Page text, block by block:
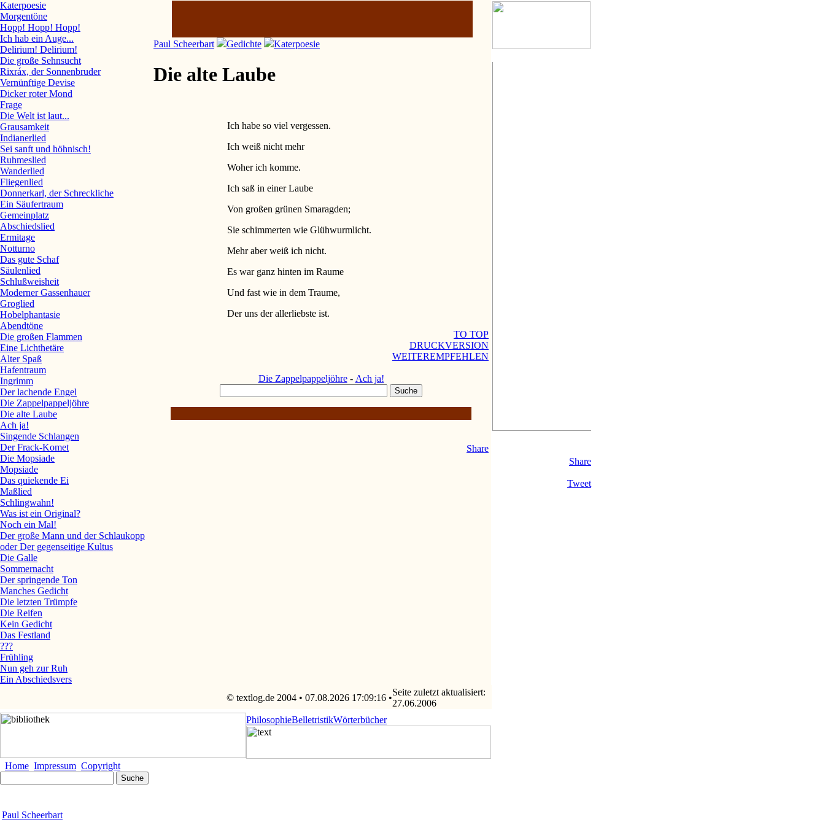
Share
Tweet
Paul Scheerbart Gedichte Katerpoesie
Die alte Laube
Ich habe so viel vergessen.
Ich weiß nicht mehr
Woher ich komme.
Ich saß in einer Laube
Von großen grünen Smaragden;
Sie schimmerten wie Glühwurmlicht.
Mehr aber weiß ich nicht.
Es war ganz hinten im Raume
Und fast wie in dem Traume,
Der uns der allerliebste ist.
TO TOP
DRUCKVERSION
WEITEREMPFEHLEN
Die Zappelpappeljöhre- Ach ja!
Share
Katerpoesie
Morgentöne
Hopp! Hopp! Hopp!
Ich hab ein Auge...
Delirium! Delirium!
Die große Sehnsucht
Rixráx, der Sonnenbruder
Vernünftige Devise
Dicker roter Mond
Frage
Die Welt ist laut...
Grausamkeit
Indianerlied
Sei sanft und höhnisch!
Ruhmeslied
Wanderlied
Fliegenlied
Donnerkarl, der Schreckliche
Ein Säufertraum
Gemeinplatz
Abschiedslied
Ermitage
Notturno
Das gute Schaf
Säulenlied
Schlußweisheit
Moderner Gassenhauer
Groglied
Hobelphantasie
Abendtöne
Die großen Flammen
Eine Lichthetäre
Alter Spaß
Hafentraum
Ingrimm
Der lachende Engel
Die Zappelpappeljöhre
Die alte Laube
Ach ja!
Singende Schlangen
Der Frack-Komet
Die Mopsiade
Mopsiade
Das quiekende Ei
Maßlied
Schlingwahn!
Was ist ein Original?
Noch ein Mal!
Der große Mann und der Schlaukopp
oder Der gegenseitige Kultus
Die Galle
Sommernacht
Der springende Ton
Manches Gedicht
Die letzten Trümpfe
Die Reifen
Kein Gedicht
Das Festland
???
Frühling
Nun geh zur Ruh
Ein Abschiedsvers
© textlog.de 2004 • 07.08.2026 17:09:16 •
Seite zuletzt aktualisiert:
27.06.2006
PhilosophieBelletristikWörterbücher
Home Impressum Copyright
Paul Scheerbart